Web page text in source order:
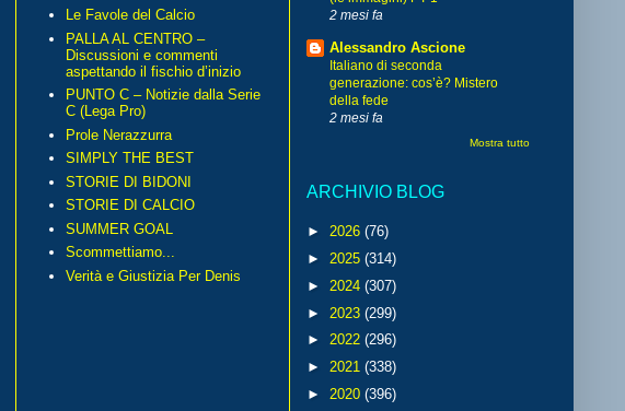
Le Favole del Calcio
PALLA AL CENTRO –
Discussioni e commenti
aspettando il fischio d’inizio
PUNTO C – Notizie dalla Serie
C (Lega Pro)
Prole Nerazzurra
SIMPLY THE BEST
STORIE DI BIDONI
STORIE DI CALCIO
SUMMER GOAL
Scommettiamo...
Verità e Giustizia Per Denis
2 mesi fa
Alessandro Ascione
Italiano di seconda
generazione: cos’è? Mistero
della fede
2 mesi fa
Mostra tutto
ARCHIVIO BLOG
► 2026 (76)
► 2025 (314)
► 2024 (307)
► 2023 (299)
► 2022 (296)
► 2021 (338)
► 2020 (396)